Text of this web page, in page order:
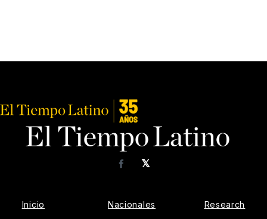
𝕏
Facebook
Inicio Nacionales Research